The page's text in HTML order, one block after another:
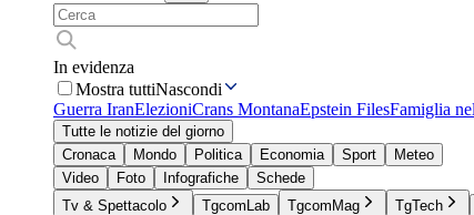
In evidenza
Mostra tuttiNascondi
Guerra IranElezioniCrans MontanaEpstein FilesFamiglia
Tutte le notizie del giorno
Cronaca
Mondo Politica Economia Sport
Meteo
Video
Foto Infografiche
Schede
Tv & Spettacolo
TgcomLab TgcomMag TgTech